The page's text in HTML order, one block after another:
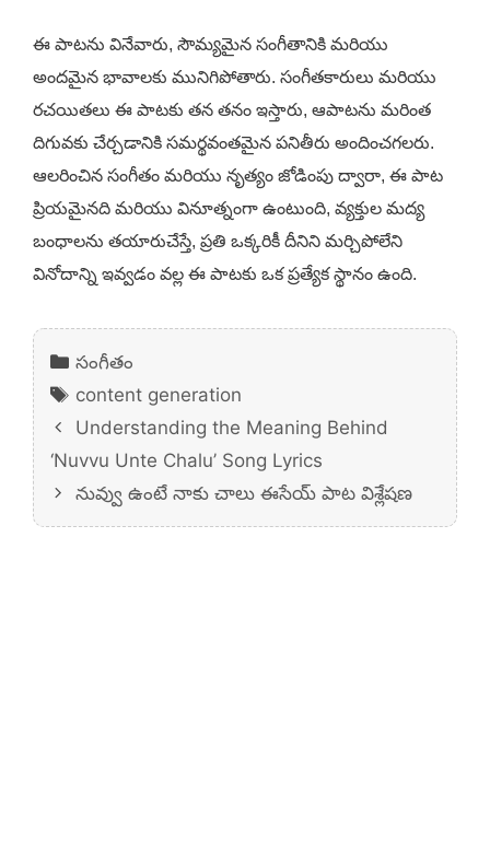
ఈ పాటను వినేవారు, సౌమ్యమైన సంగీతానికి మరియు
అందమైన భావాలకు మునిగిపోతారు. సంగీతకారులు మరియు
రచయితలు ఈ పాటకు తన తనం ఇస్తారు, ఆపాటను మరింత
దిగువకు చేర్చడానికి సమర్థవంతమైన పనితీరు అందించగలరు.
ఆలరించిన సంగీతం మరియు నృత్యం జోడింపు ద్వారా, ఈ పాట
ప్రియమైనది మరియు వినూత్నంగా ఉంటుంది, వ్యక్తుల మద్య
బంధాలను తయారుచేస్తే, ప్రతి ఒక్కరికీ దీనిని మర్చిపోలేని
వినోదాన్ని ఇవ్వడం వల్ల ఈ పాటకు ఒక ప్రత్యేక స్థానం ఉంది.
Categories
సంగీతం
Tags
content generation
Understanding the Meaning Behind
‘Nuvvu Unte Chalu’ Song Lyrics
నువ్వు ఉంటే నాకు చాలు ఈసేయ్ పాట విశ్లేషణ